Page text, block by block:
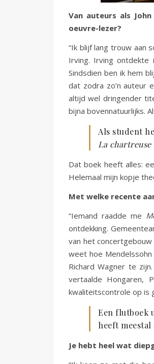
Van auteurs als
oeuvre-lezer?
“Ik blijf lang trouw aan
Irving. Irving
Sindsdien ben ik hem
dat zodra zo’n auteur
altijd wel dringender
bijna bovennatuurlijks.
Als student
La chartreuse
Dat boek heeft alles:
Helemaal mijn kopje
Met welke recente
“Iemand raadde me
ontdekking.
van het
weet hoe
Richard Wagner te
vertaalde Hongaren,
kwaliteitscontrole op is
Een flutboek
heeft meestal
Je hebt heel wat